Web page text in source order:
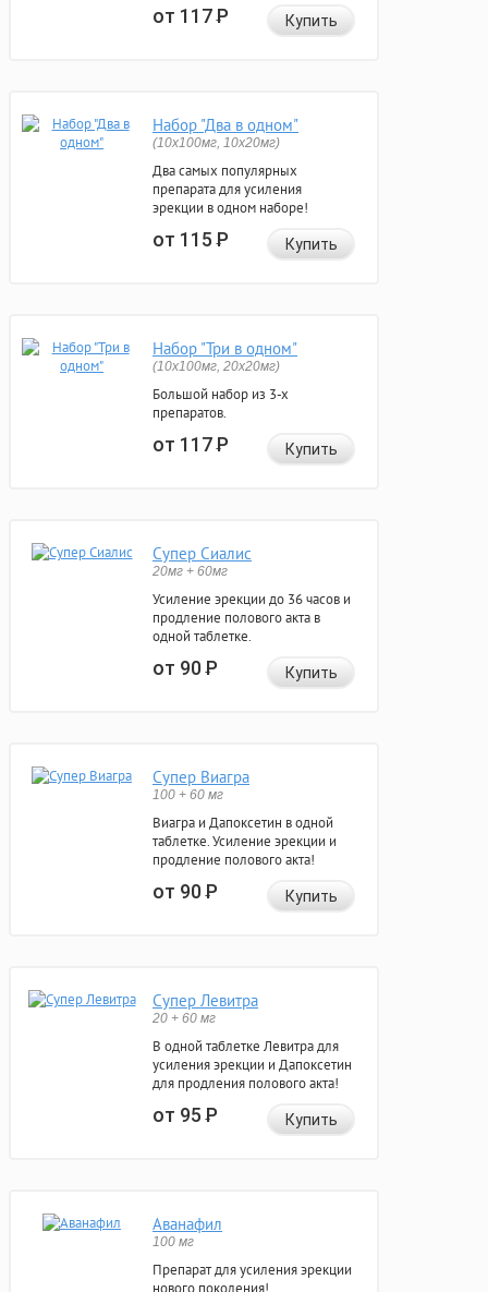
от 117Р Купить
Набор "Два в одном"
(10x100мг, 10x20мг)
Два самых популярных
препарата для усиления
эрекции в одном наборе!
от 115Р Купить
Набор "Три в одном"
(10x100мг, 20x20мг)
Большой набор из 3-х
препаратов.
от 117Р Купить
Супер Сиалис
20мг + 60мг
Усиление эрекции до 36 часов и
продление полового акта в
одной таблетке.
от 90Р Купить
Супер Виагра
100 + 60 мг
Виагра и Дапоксетин в одной
таблетке. Усиление эрекции и
продление полового акта!
от 90Р Купить
Супер Левитра
20 + 60 мг
В одной таблетке Левитра для
усиления эрекции и Дапоксетин
для продления полового акта!
от 95Р Купить
Аванафил
100 мг
Препарат для усиления эрекции